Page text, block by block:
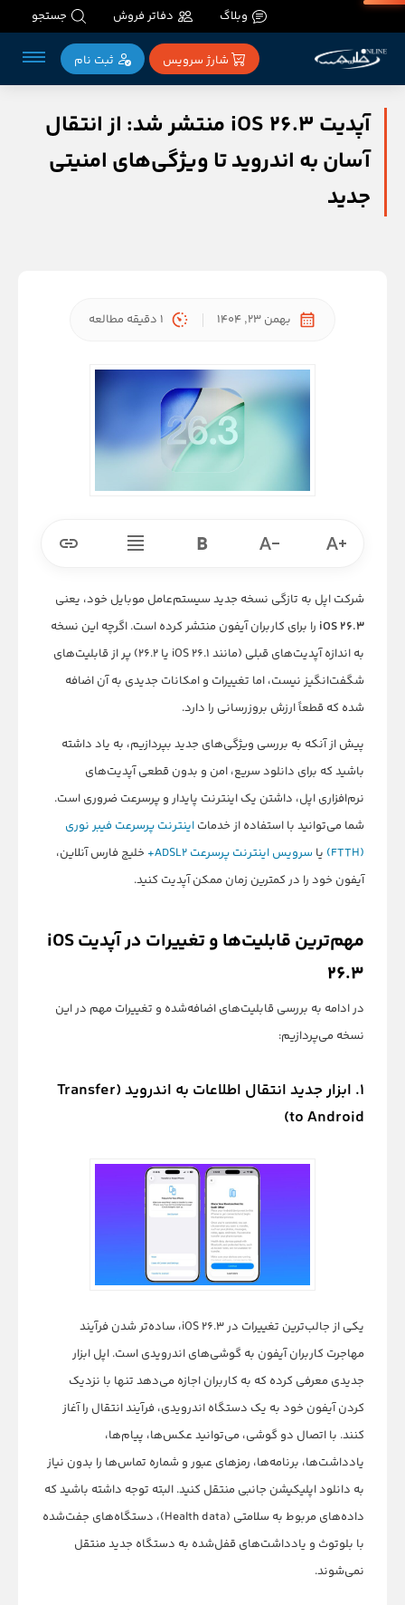
وبلاگ دفاتر فروش جستجو
شارژ سرویس ثبت‌ نام
آپدیت iOS 26.3 منتشر شد: از انتقال
آسان به اندروید تا ویژگی‌های امنیتی
جدید
بهمن 23, 1404 1 دقیقه مطالعه
شرکت اپل به تازگی نسخه جدید سیستم‌عامل موبایل خود، یعنی
iOS 26.3 را برای کاربران آیفون منتشر کرده است. اگرچه این نسخه
به اندازه آپدیت‌های قبلی (مانند iOS 26.1 یا 26.2) پر از قابلیت‌های
شگفت‌انگیز نیست، اما تغییرات و امکانات جدیدی به آن اضافه
شده که قطعاً ارزش بروزرسانی را دارد.
پیش از آنکه به بررسی ویژگی‌های جدید بپردازیم، به یاد داشته
باشید که برای دانلود سریع، امن و بدون قطعی آپدیت‌های
نرم‌افزاری اپل، داشتن یک اینترنت پایدار و پرسرعت ضروری است.
شما می‌توانید با استفاده از خدمات اینترنت پرسرعت فیبر نوری
(FTTH)
یا سرویس اینترنت پرسرعت ADSL2+
خلیج فارس آنلاین،
آیفون خود را در کمترین زمان ممکن آپدیت کنید.
مهم‌ترین قابلیت‌ها و تغییرات در آپدیت iOS
26.3
در ادامه به بررسی قابلیت‌های اضافه‌شده و تغییرات مهم در این
نسخه می‌پردازیم:
۱. ابزار جدید انتقال اطلاعات به اندروید (Transfer
to Android)
یکی از جالب‌ترین تغییرات در iOS 26.3، ساده‌تر شدن فرآیند
مهاجرت کاربران آیفون به گوشی‌های اندرویدی است. اپل ابزار
جدیدی معرفی کرده که به کاربران اجازه می‌دهد تنها با نزدیک
کردن آیفون خود به یک دستگاه اندرویدی، فرآیند انتقال را آغاز
کنند. با اتصال دو گوشی، می‌توانید عکس‌ها، پیام‌ها،
یادداشت‌ها، برنامه‌ها، رمزهای عبور و شماره تماس‌ها را بدون نیاز
به دانلود اپلیکیشن جانبی منتقل کنید. البته توجه داشته باشید که
داده‌های مربوط به سلامتی (Health data)، دستگاه‌های جفت‌شده
با بلوتوث و یادداشت‌های قفل‌شده به دستگاه جدید منتقل
نمی‌شوند.